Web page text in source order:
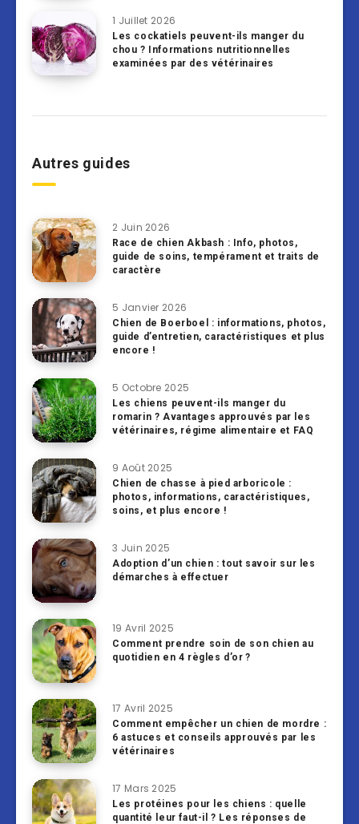
1 Juillet 2026
Les cockatiels peuvent-ils manger du
chou ? Informations nutritionnelles
examinées par des vétérinaires
Autres guides
2 Juin 2026
Race de chien Akbash : Info, photos,
guide de soins, tempérament et traits de
caractère
5 Janvier 2026
Chien de Boerboel : informations, photos,
guide d’entretien, caractéristiques et plus
encore !
5 Octobre 2025
Les chiens peuvent-ils manger du
romarin ? Avantages approuvés par les
vétérinaires, régime alimentaire et FAQ
9 Août 2025
Chien de chasse à pied arboricole :
photos, informations, caractéristiques,
soins, et plus encore !
3 Juin 2025
Adoption d’un chien : tout savoir sur les
démarches à effectuer
19 Avril 2025
Comment prendre soin de son chien au
quotidien en 4 règles d’or ?
17 Avril 2025
Comment empêcher un chien de mordre :
6 astuces et conseils approuvés par les
vétérinaires
17 Mars 2025
Les protéines pour les chiens : quelle
quantité leur faut-il ? Les réponses de